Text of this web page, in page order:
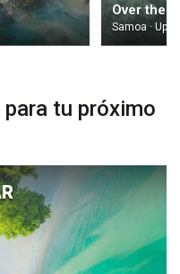
Samoa ·
tu próximo